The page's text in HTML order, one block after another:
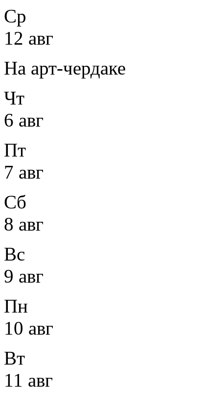
Ср
12 авг
На арт-чердаке
Чт
6 авг
Пт
7 авг
Сб
8 авг
Вс
9 авг
Пн
10 авг
Вт
11 авг